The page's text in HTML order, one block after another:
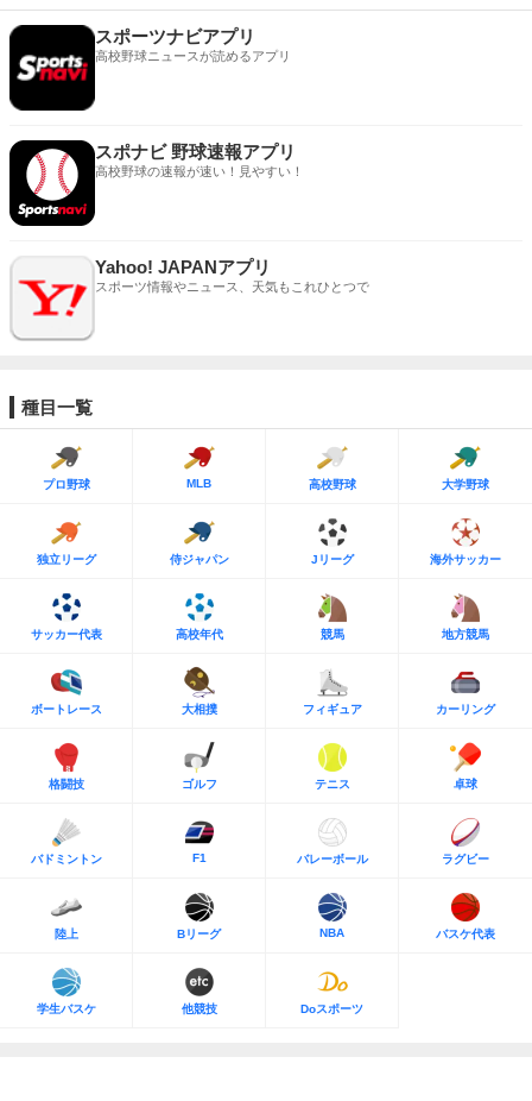
スポーツナビアプリ
高校野球ニュースが読めるアプリ
スポナビ 野球速報アプリ
高校野球の速報が速い！見やすい！
Yahoo! JAPANアプリ
スポーツ情報やニュース、天気もこれひとつで
種目一覧
プロ野球 MLB 高校野球 大学野球
独立リーグ 侍ジャパン Jリーグ 海外サッカー
サッカー代表 高校年代 競馬 地方競馬
ボートレース 大相撲 フィギュア カーリング
格闘技 ゴルフ テニス 卓球
バドミントン F1 バレーボール ラグビー
陸上 Bリーグ NBA バスケ代表
学生バスケ 他競技 Doスポーツ